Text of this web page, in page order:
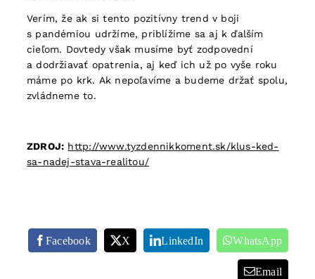
Verím, že ak si tento pozitívny trend v boji
s pandémiou udržíme, priblížime sa aj k ďalším
cieľom. Dovtedy však musíme byť zodpovední
a dodržiavať opatrenia, aj keď ich už po vyše roku
máme po krk. Ak nepoľavíme a budeme držať spolu,
zvládneme to.
ZDROJ: http://www.tyzdennikkoment.sk/klus-ked-
sa-nadej-stava-realitou/
Facebook X LinkedIn WhatsApp
Email